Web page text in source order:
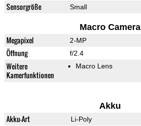
Sensorgröße Small
Macro Camera
Megapixel 2-MP
Öffnung f/2.4
Weitere
Kamerfunktionen
Macro Lens
Akku
Akku-Art Li-Poly